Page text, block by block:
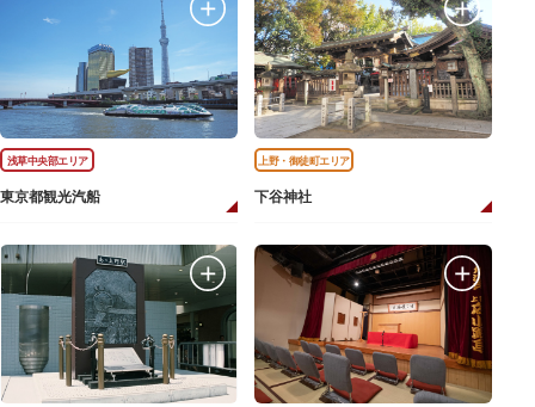
浅草中央部エリア
東京都観光汽船
上野・御徒町エリア
下谷神社